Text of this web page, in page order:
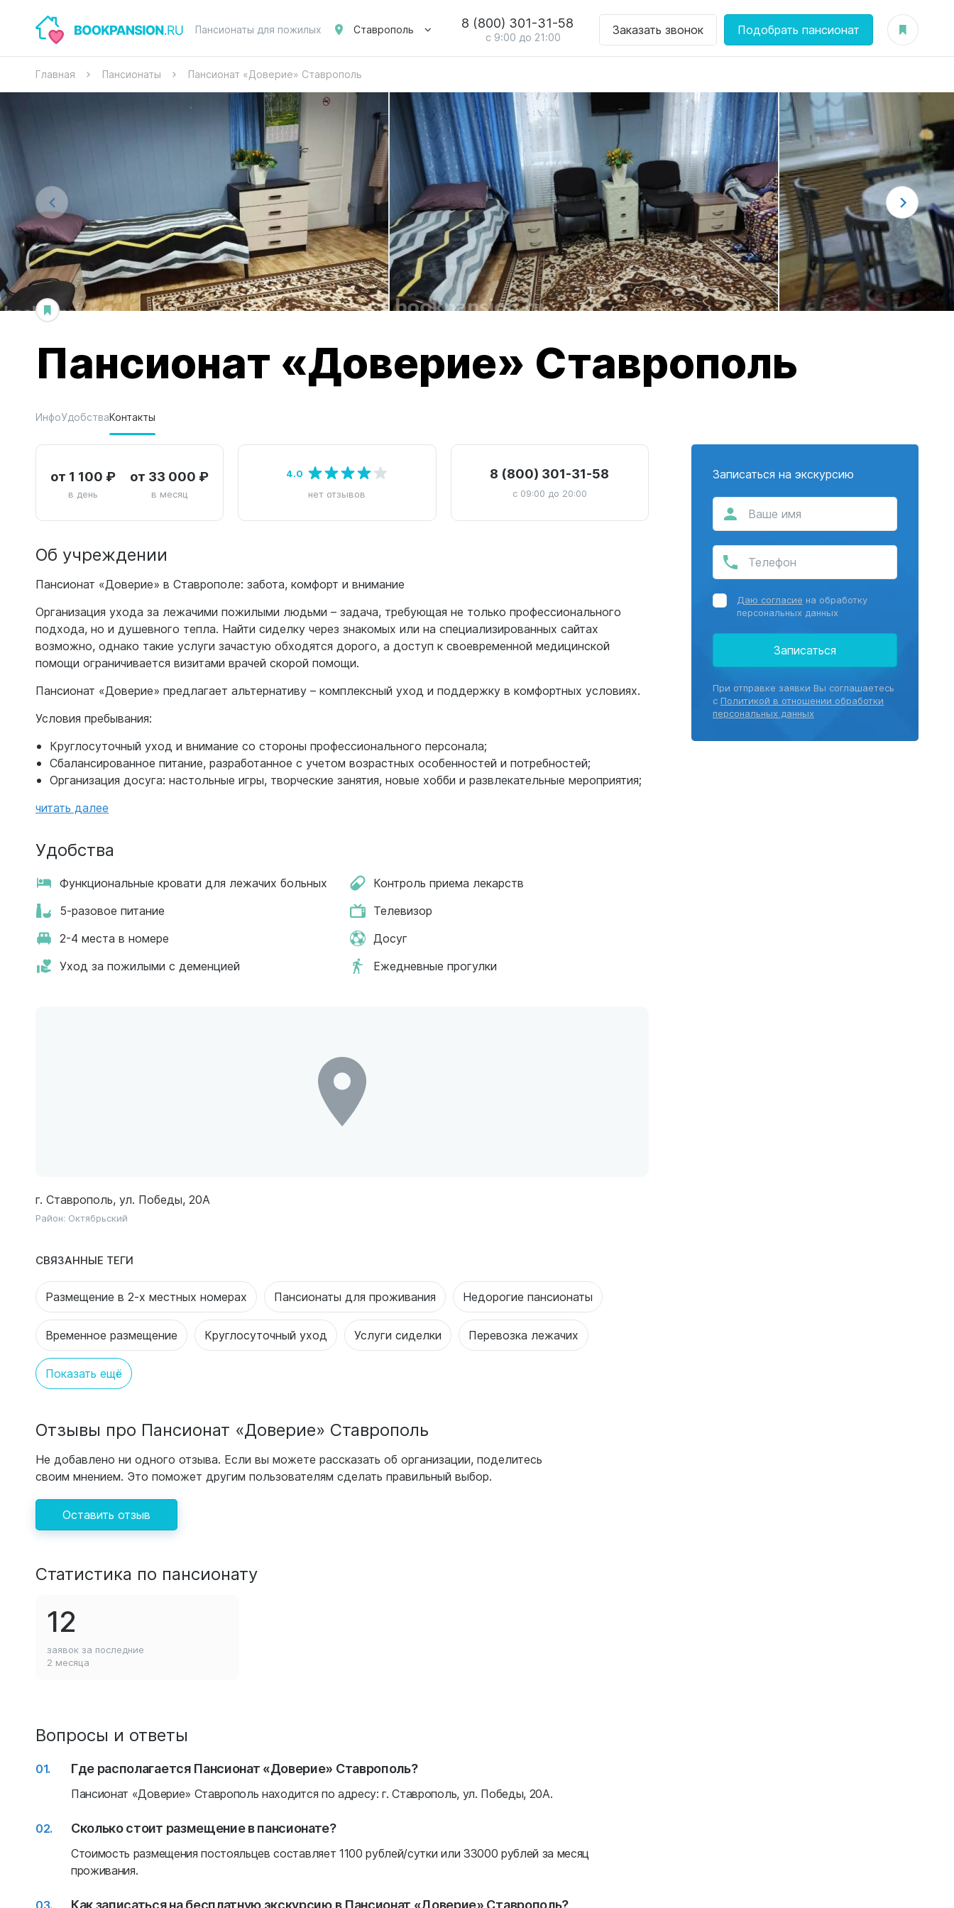
Пансионаты для пожилых Ставрополь 8 (800) 301-31-58
с 9:00 до 21:00
Заказать звонок Подобрать пансионат
Главная Пансионаты Пансионат «Доверие» Ставрополь
Пансионат «Доверие» Ставрополь
ИнфоУдобстваКонтакты
от 1 100 ₽
в день
от 33 000 ₽
в месяц
4.0
нет отзывов
8 (800) 301-31-58
с 09:00 до 20:00
Записаться на экскурсию
Даю согласие на обработку
персональных данных
Записаться
При отправке заявки Вы соглашаетесь
с Политикой в отношении обработки
персональных данных
Об учреждении
Пансионат «Доверие» в Ставрополе: забота, комфорт и внимание
Организация ухода за лежачими пожилыми людьми – задача, требующая не только профессионального
подхода, но и душевного тепла. Найти сиделку через знакомых или на специализированных сайтах
возможно, однако такие услуги зачастую обходятся дорого, а доступ к своевременной медицинской
помощи ограничивается визитами врачей скорой помощи.
Пансионат «Доверие» предлагает альтернативу – комплексный уход и поддержку в комфортных условиях.
Условия пребывания:
Круглосуточный уход и внимание со стороны профессионального персонала;
Сбалансированное питание, разработанное с учетом возрастных особенностей и потребностей;
Организация досуга: настольные игры, творческие занятия, новые хобби и развлекательные мероприятия;
читать далее
Удобства
Функциональные кровати для лежачих больных
5-разовое питание
2-4 места в номере
Уход за пожилыми с деменцией
Контроль приема лекарств
Телевизор
Досуг
Ежедневные прогулки
г. Ставрополь, ул. Победы, 20А
Район: Октябрьский
СВЯЗАННЫЕ ТЕГИ
Размещение в 2-х местных номерах Пансионаты для проживания Недорогие пансионаты
Временное размещение Круглосуточный уход Услуги сиделки Перевозка лежачих
Показать ещё
Отзывы про Пансионат «Доверие» Ставрополь
Не добавлено ни одного отзыва. Если вы можете рассказать об организации, поделитесь
своим мнением. Это поможет другим пользователям сделать правильный выбор.
Оставить отзыв
Статистика по пансионату
12
заявок за последние
2 месяца
Вопросы и ответы
Где располагается Пансионат «Доверие» Ставрополь?
Пансионат «Доверие» Ставрополь находится по адресу: г. Ставрополь, ул. Победы, 20А.
Сколько стоит размещение в пансионате?
Стоимость размещения постояльцев составляет 1100 рублей/сутки или 33000 рублей за месяц
проживания.
Как записаться на бесплатную экскурсию в Пансионат «Доверие» Ставрополь?